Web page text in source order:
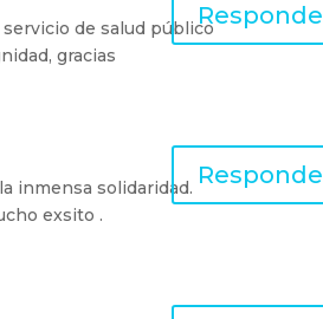
de salud público
gracias
inmensa solidaridad.
exsito .